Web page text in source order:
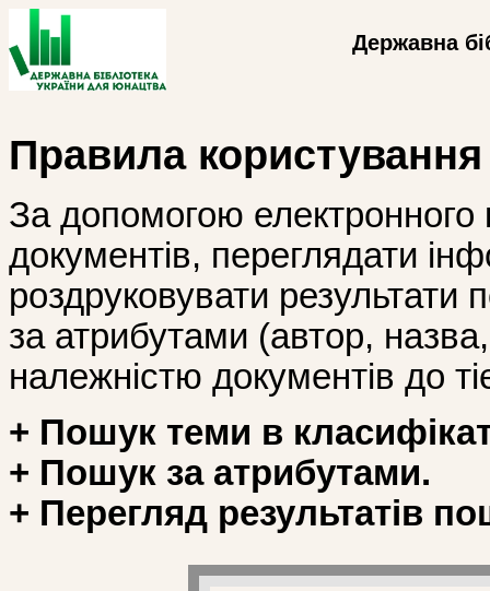
Державна
Правила
За допомогою
документів, переглядати
роздруковувати
за атрибутами (автор, назва,
належністю документів до
+ Пошук теми в
+ Пошук за атрибутами.
+ Перегляд результатів